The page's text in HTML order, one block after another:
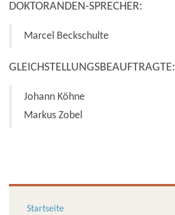
DOKTORANDEN-SPRECHER:
Marcel Beckschulte
GLEICHSTELLUNGSBEAUFTRAGTE:
Johann Köhne
Markus Zobel
Startseite